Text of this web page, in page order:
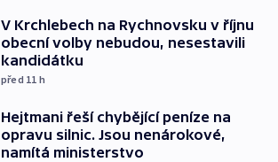
V Krchlebech na Rychnovsku v říjnu
obecní volby nebudou, nesestavili
kandidátku
před 11 h
Hejtmani řeší chybějící peníze na
opravu silnic. Jsou nenárokové,
namítá ministerstvo